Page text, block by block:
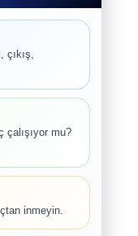
çıkış,
çalışıyor mu?
inmeyin.